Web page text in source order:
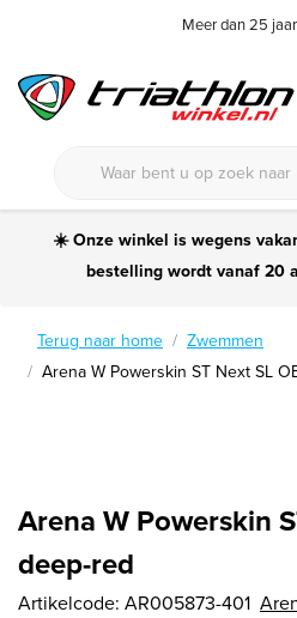
Meer dan 25
☀️ Onze winkel is wegens
bestelling wordt vanaf 20
Terug naar home
Zwemmen
Arena W Powerskin ST Next SL
Arena W Powerskin
deep-red
Artikelcode: AR005873-401